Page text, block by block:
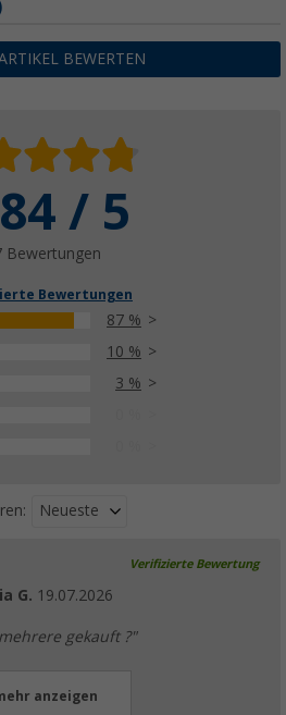
BEWERTEN
/ 5
Bewertungen
Bewertungen
87 %
10 %
3 %
Neueste
Verifizierte Bewertung
G. 19.07.2026
gekauft ?"
anzeigen